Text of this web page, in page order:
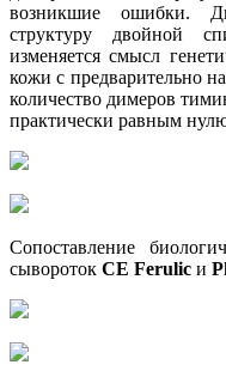
возникшие ошибки.
структуру двойной
изменяется смысл
кожи с предварительно
количество димеров
практически равным
Сопоставление
сывороток CE Ferulic и